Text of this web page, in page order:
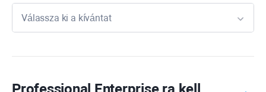
Válassza ki a kívántat
RankTracker
WebSiteAuditor